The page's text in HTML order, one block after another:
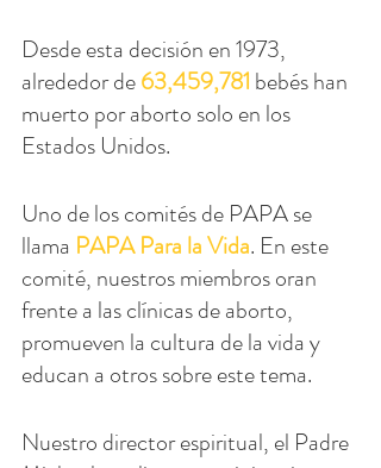
Desde esta decisión en 1973,
alrededor de 63,459,781 bebés han
muerto por aborto solo en los
Estados Unidos.
Uno de los comités de PAPA se
llama PAPA Para la Vida. En este
comité, nuestros miembros oran
frente a las clínicas de aborto,
promueven la cultura de la vida y
educan a otros sobre este tema.
Nuestro director espiritual, el Padre